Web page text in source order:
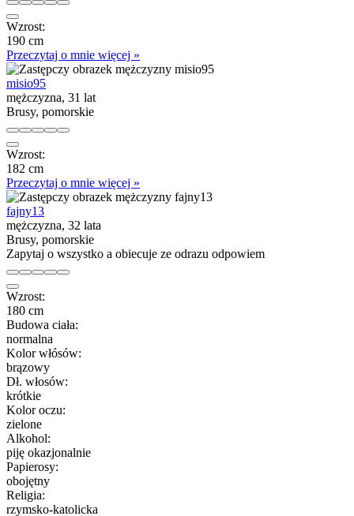
Wzrost:
190 cm
Przeczytaj o mnie więcej »
misio95
mężczyzna, 31 lat
Brusy, pomorskie
Wzrost:
182 cm
Przeczytaj o mnie więcej »
fajny13
mężczyzna, 32 lata
Brusy, pomorskie
Zapytaj o wszystko a obiecuje ze odrazu odpowiem
Wzrost:
180 cm
Budowa ciała:
normalna
Kolor włósów:
brązowy
Dł. włosów:
krótkie
Kolor oczu:
zielone
Alkohol:
piję okazjonalnie
Papierosy:
obojętny
Religia:
rzymsko-katolicka